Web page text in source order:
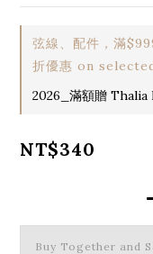
弦線、配件，滿
折優惠 on
2026_滿額贈
NT$340
Buy Together and